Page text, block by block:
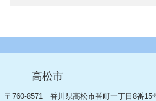
高松市
〒760-8571 香川県高松市番町一丁目8番15